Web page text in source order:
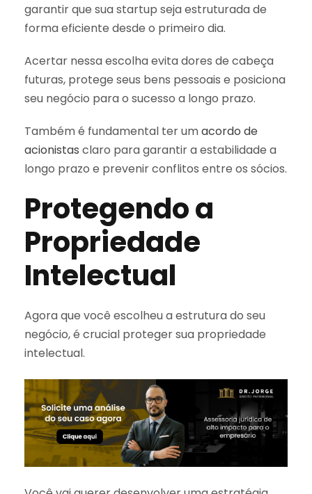
garantir que sua startup seja estruturada de
forma eficiente desde o primeiro dia.
Acertar nessa escolha evita dores de cabeça
futuras, protege seus bens pessoais e posiciona
seu negócio para o sucesso a longo prazo.
Também é fundamental ter umacordo de
acionistas claro para garantir a estabilidade a
longo prazo e prevenir conflitos entre os sócios.
Protegendo a
Propriedade
Intelectual
Agora que você escolheu a estrutura do seu
negócio, é crucial proteger sua propriedade
intelectual.